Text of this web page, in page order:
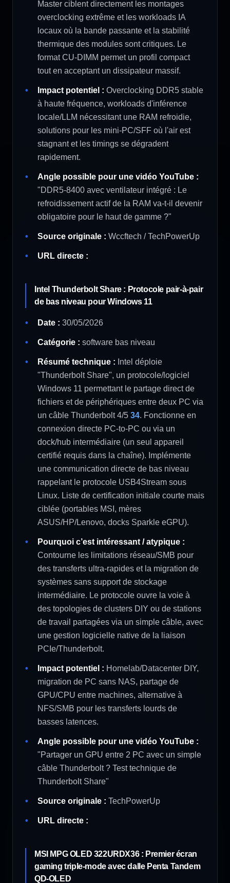
Master ciblent directement les montages
overclocking extrême et les workloads IA
locaux où la bande passante et la stabilité
thermique des modules sont critiques. Le
format CU-DIMM permet un profil compact
tout en acceptant un dissipateur massif.
Impact potentiel : Overclocking DDR5 stable
à haute fréquence, workloads d'inférence
locale/LLM nécessitant une RAM refroidie,
solutions pour les mini-PC/SFF où l'air est
stagnant et les timings se dégradent
rapidement.
Angle possible pour une vidéo YouTube :
"DDR5-8400 avec ventilateur intégré : Le
refroidissement actif de la RAM va-t-il devenir
obligatoire pour le haut de gamme ?"
Source originale : Wccftech / TechPowerUp
URL directe :
Intel Thunderbolt Share : Protocole pair-à-pair
de bas niveau pour Windows 11
Date : 30/05/2026
Catégorie : software bas niveau
Résumé technique : Intel déploie
"Thunderbolt Share", un protocole/logiciel
Windows 11 permettant le partage direct de
fichiers et de périphériques entre deux PC via
un câble Thunderbolt 4/5 34. Fonctionne en
connexion directe PC-to-PC ou via un
dock/hub intermédiaire (un seul appareil
certifié requis dans la chaîne). Implémente
une communication directe de bas niveau
rappelant le protocole USB4Stream sous
Linux. Liste de certification initiale courte mais
ciblée (portables MSI, mères
ASUS/HP/Lenovo, docks Sparkle eGPU).
Pourquoi c’est intéressant / atypique :
Contourne les limitations réseau/SMB pour
des transferts ultra-rapides et la migration de
systèmes sans support de stockage
intermédiaire. Le protocole ouvre la voie à
des topologies de clusters DIY ou de stations
de travail partagées via un simple câble, avec
une gestion logicielle native de la liaison
PCIe/Thunderbolt.
Impact potentiel : Homelab/Datacenter DIY,
migration de PC sans NAS, partage de
GPU/CPU entre machines, alternative à
NFS/SMB pour les transferts lourds de
basses latences.
Angle possible pour une vidéo YouTube :
"Partager un GPU entre 2 PC avec un simple
câble Thunderbolt ? Test technique de
Thunderbolt Share"
Source originale : TechPowerUp
URL directe :
MSI MPG OLED 322URDX36 : Premier écran
gaming triple-mode avec dalle Penta Tandem
QD-OLED